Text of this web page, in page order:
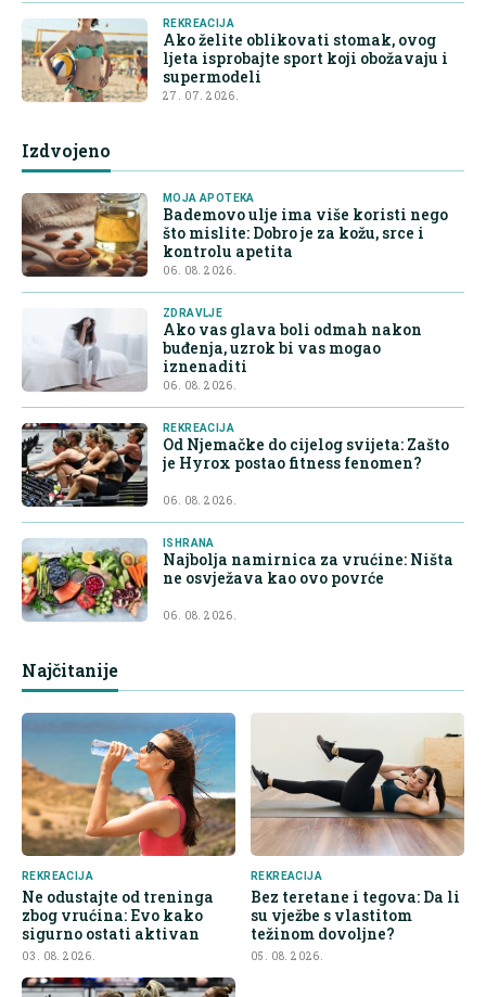
REKREACIJA
Ako želite oblikovati stomak, ovog
ljeta isprobajte sport koji obožavaju i
supermodeli
27. 07. 2026.
Izdvojeno
MOJA APOTEKA
Bademovo ulje ima više koristi nego
što mislite: Dobro je za kožu, srce i
kontrolu apetita
06. 08. 2026.
ZDRAVLJE
Ako vas glava boli odmah nakon
buđenja, uzrok bi vas mogao
iznenaditi
06. 08. 2026.
REKREACIJA
Od Njemačke do cijelog svijeta: Zašto
je Hyrox postao fitness fenomen?
06. 08. 2026.
ISHRANA
Najbolja namirnica za vrućine: Ništa
ne osvježava kao ovo povrće
06. 08. 2026.
Najčitanije
REKREACIJA
Ne odustajte od treninga
zbog vrućina: Evo kako
sigurno ostati aktivan
03. 08. 2026.
REKREACIJA
Bez teretane i tegova: Da li
su vježbe s vlastitom
težinom dovoljne?
05. 08. 2026.